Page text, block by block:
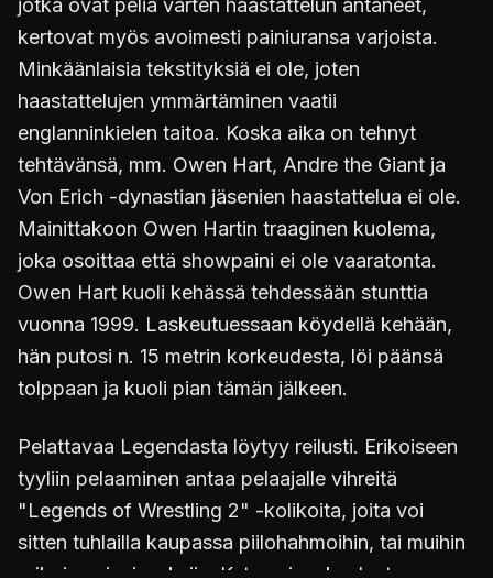
kertovat myös avoimesti painiuransa varjoista.
Minkäänlaisia tekstityksiä ei ole, joten
haastattelujen ymmärtäminen vaatii
englanninkielen taitoa. Koska aika on tehnyt
tehtävänsä, mm. Owen Hart, Andre the Giant ja
Von Erich -dynastian jäsenien haastattelua ei ole.
Mainittakoon Owen Hartin traaginen kuolema,
joka osoittaa että showpaini ei ole vaaratonta.
Owen Hart kuoli kehässä tehdessään stunttia
vuonna 1999. Laskeutuessaan köydellä kehään,
hän putosi n. 15 metrin korkeudesta, löi päänsä
tolppaan ja kuoli pian tämän jälkeen.
Pelattavaa Legendasta löytyy reilusti. Erikoiseen
tyyliin pelaaminen antaa pelaajalle vihreitä
"Legends of Wrestling 2" -kolikoita, joita voi
sitten tuhlailla kaupassa piilohahmoihin, tai muihin